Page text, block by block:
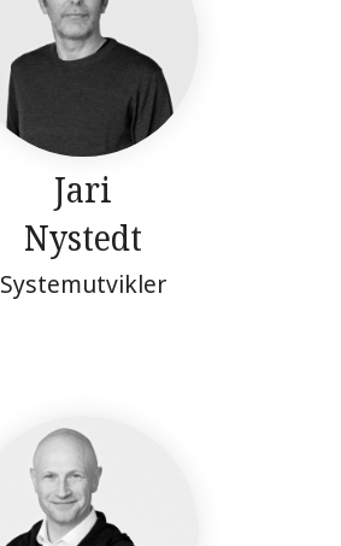
Jari
Nystedt
Systemutvikler